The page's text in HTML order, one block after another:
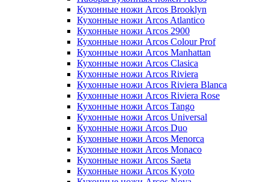
Кухонные ножи Arcos Brooklyn
Кухонные ножи Arcos Atlantico
Кухонные ножи Arcos 2900
Кухонные ножи Arcos Colour Prof
Кухонные ножи Arcos Manhattan
Кухонные ножи Arcos Clasica
Кухонные ножи Arcos Riviera
Кухонные ножи Arcos Riviera Blanca
Кухонные ножи Arcos Riviera Rose
Кухонные ножи Arcos Tango
Кухонные ножи Arcos Universal
Кухонные ножи Arcos Duo
Кухонные ножи Arcos Menorca
Кухонные ножи Arcos Monaco
Кухонные ножи Arcos Saeta
Кухонные ножи Arcos Kyoto